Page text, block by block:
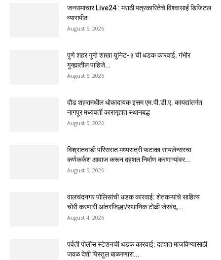
जनसमाचार Live24 : मराठी पत्रकारितेचे विश्वासार्ह डिजिटल
व्यासपीठ
August 5, 2026
पुणे शहर गुन्हे शाखा युनिट-३ ची धडक कारवाई: गंभीर
गुन्ह्यातील पाहिजे...
August 5, 2026
दौड शहरामधील धोकादायक इसम एम.पी.डी.ए. कायद्यांतर्गत
नागपूर मध्यवर्ती कारागृहात स्थानबद्ध
August 5, 2026
विश्रांतवाडी परिसरात मध्यरात्री फटाका सायलेन्सरचा
कर्णकर्कश आवाज करून दहशत निर्माण करणाऱ्यांवर...
August 5, 2026
वालचंदनगर पोलिसांची धडक कारवाई: शेतकऱ्यांचे साहित्य
चोरी करणारी आंतरजिल्हा/स्थानिक टोळी जेरबंद,...
August 4, 2026
पर्वती पोलीस स्टेशनची धडक कारवाई: दहशत माजविण्यासाठी
जवळ देशी पिस्तुल बाळगणारा...